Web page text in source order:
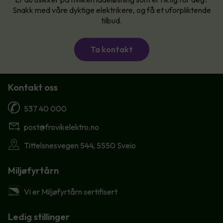
Snakk med våre dyktige elektrikere, og få et uforpliktende
tilbud.
Ta kontakt
Kontakt oss
537 40 000
post@frovikelektro.no
Tittelsnesvegen 544, 5550 Sveio
Miljøfyrtårn
Vi er Miljøfyrtårn sertifisert
Ledig stillinger